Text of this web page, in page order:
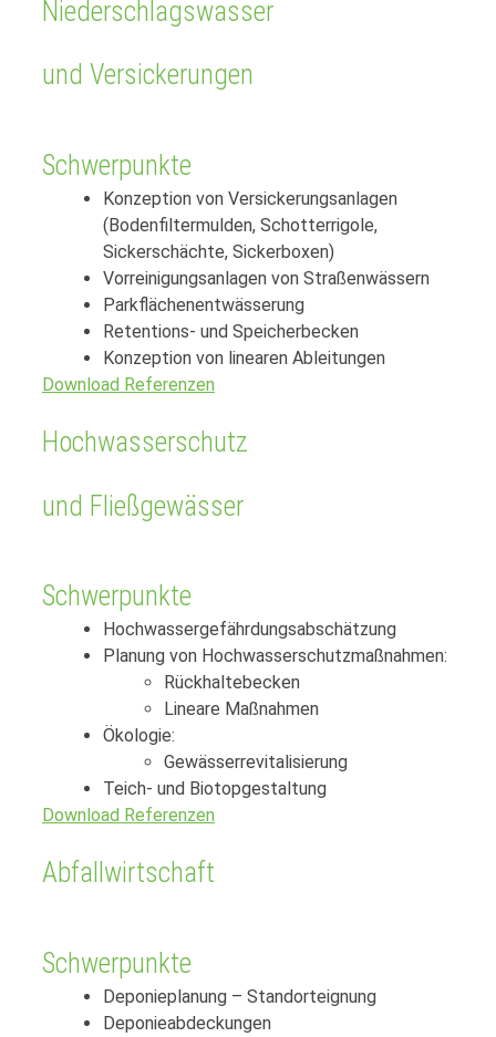
Niederschlagswasser
und Versickerungen
Schwerpunkte
Konzeption von Versickerungsanlagen
(Bodenfiltermulden, Schotterrigole,
Sickerschächte, Sickerboxen)
Vorreinigungsanlagen von Straßenwässern
Parkflächenentwässerung
Retentions- und Speicherbecken
Konzeption von linearen Ableitungen
Download Referenzen
Hochwasserschutz
und Fließgewässer
Schwerpunkte
Hochwassergefährdungsabschätzung
Planung von Hochwasserschutzmaßnahmen:
Rückhaltebecken
Lineare Maßnahmen
Ökologie:
Gewässerrevitalisierung
Teich- und Biotopgestaltung
Download Referenzen
Abfallwirtschaft
Schwerpunkte
Deponieplanung – Standorteignung
Deponieabdeckungen